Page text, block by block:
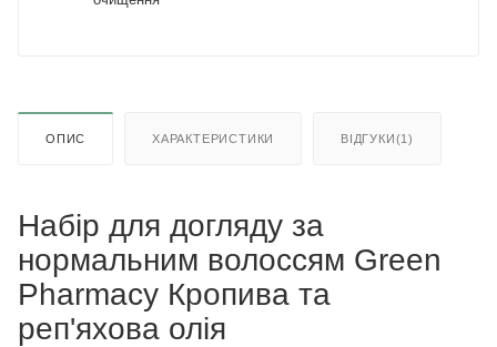
ОПИС ХАРАКТЕРИСТИКИ ВІДГУКИ(1)
Набір для догляду за
нормальним волоссям Green
Pharmacy Кропива та
реп'яхова олія